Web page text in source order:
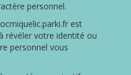
personnel.
est
révéler votre identité ou
personnel vous